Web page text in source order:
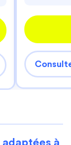
adaptées à